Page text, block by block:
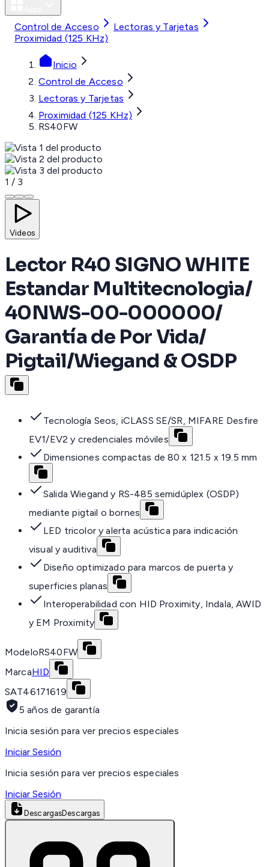
Control de Acceso
Lectoras y Tarjetas
Proximidad (125 KHz)
Inicio
Control de Acceso
Lectoras y Tarjetas
Proximidad (125 KHz)
RS40FW
1 / 3
Videos
Lector R40 SIGNO WHITE
Estandar Multitecnologia/
40NWS-00-000000/
Garantía de Por Vida/
Pigtail/Wiegand & OSDP
Tecnología Seos, iCLASS SE/SR, MIFARE Desfire
EV1/EV2 y credenciales móviles
Dimensiones compactas de 80 x 121.5 x 19.5 mm
Salida Wiegand y RS-485 semidúplex (OSDP)
mediante pigtail o bornes
LED tricolor y alerta acústica para indicación
visual y auditiva
Diseño optimizado para marcos de puerta y
superficies planas
Interoperabilidad con HID Proximity, Indala, AWID
y EM Proximity
ModeloRS40FW
MarcaHID
SAT46171619
5 años de garantía
Inicia sesión para ver precios especiales
Iniciar Sesión
Inicia sesión para ver precios especiales
Iniciar Sesión
DescargasDescargas